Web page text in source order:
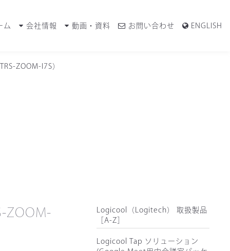
ム 会社情報 動画・資料 お問い合わせ ENGLISH
ZOOM-I7S）
ZOOM-
Logicool（Logitech） 取扱製品
［A-Z］
Logicool Tap ソリューション